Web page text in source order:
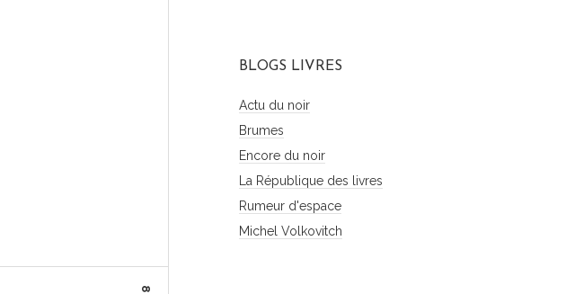
BLOGS LIVRES
Actu du noir
Brumes
Encore du noir
La République des livres
Rumeur d'espace
Michel Volkovitch